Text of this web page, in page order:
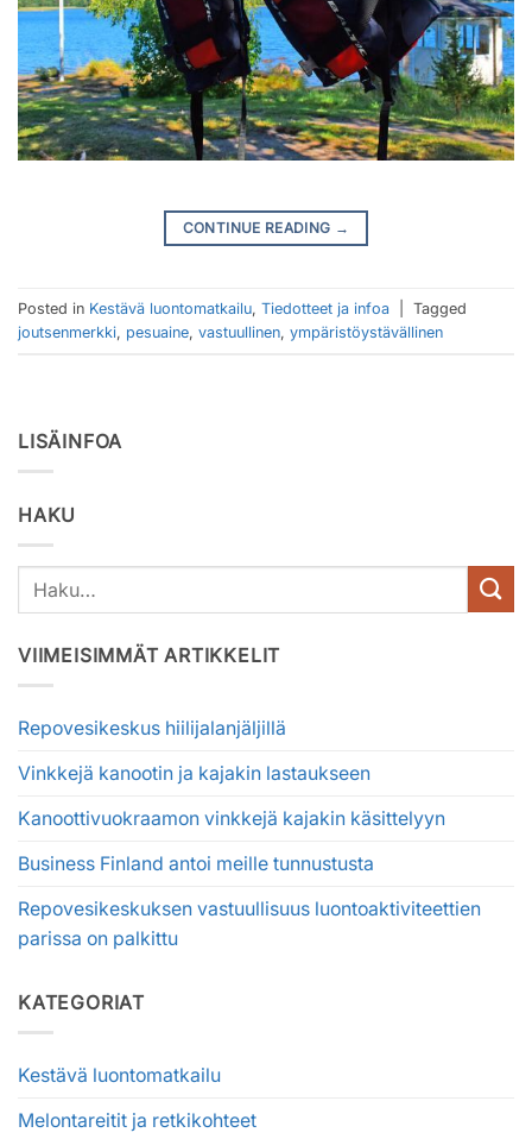
CONTINUE READING →
Posted in Kestävä luontomatkailu, Tiedotteet ja infoa
Tagged
joutsenmerkki, pesuaine, vastuullinen, ympäristöystävällinen
LISÄINFOA
HAKU
VIIMEISIMMÄT ARTIKKELIT
Repovesikeskus hiilijalanjäljillä
Vinkkejä kanootin ja kajakin lastaukseen
Kanoottivuokraamon vinkkejä kajakin käsittelyyn
Business Finland antoi meille tunnustusta
Repovesikeskuksen vastuullisuus luontoaktiviteettien
parissa on palkittu
KATEGORIAT
Kestävä luontomatkailu
Melontareitit ja retkikohteet